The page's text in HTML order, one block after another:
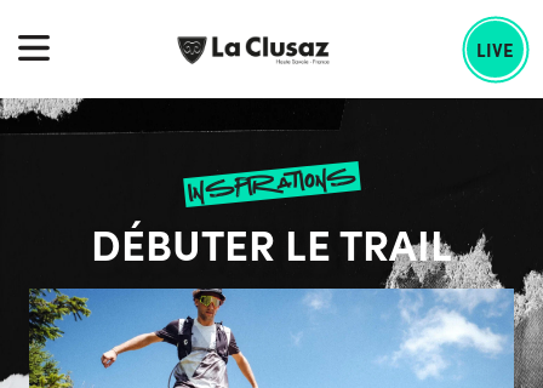
:
content
LIVE
inspirations
DÉBUTER LE TRAIL